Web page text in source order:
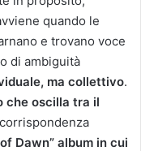
quando le
e trovano voce
di ambiguità
ma collettivo.
che oscilla tra il
Dawn” album in cui